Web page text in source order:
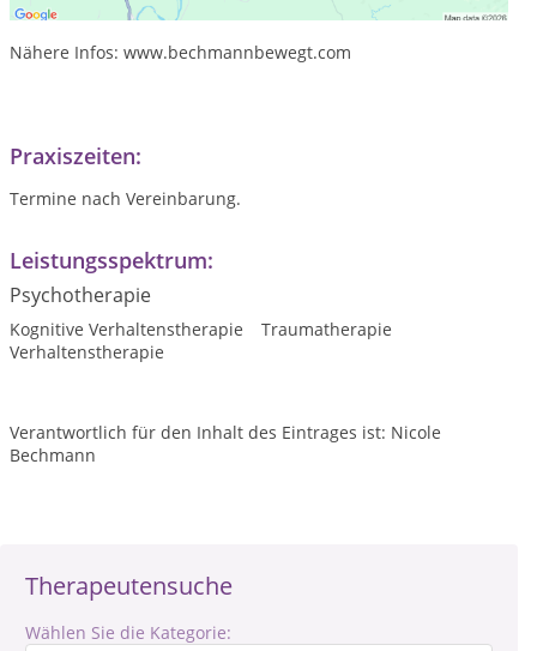
Therapeutensuche
Wählen Sie die Kategorie:
Die Praxis befindet sich in der Wetterau inBad Nauheim
Nähere Infos: www.bechmannbewegt.com
Praxiszeiten:
Termine nach Vereinbarung.
Leistungsspektrum:
Psychotherapie
Kognitive Verhaltenstherapie
Traumatherapie
Verhaltenstherapie
Verantwortlich für den Inhalt des Eintrages ist: Nicole
Bechmann